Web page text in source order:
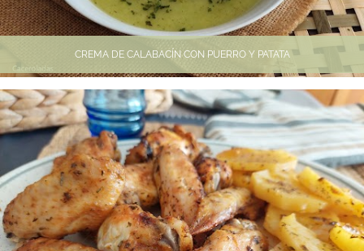
CREMA DE CALABACÍN CON PUERRO Y PATATA